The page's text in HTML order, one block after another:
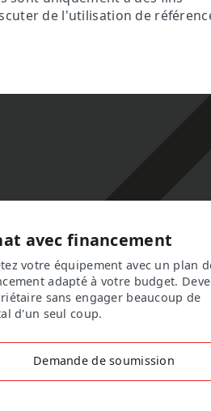
de l'utilisation de
avec financement
votre équipement avec un plan
adapté à votre budget.
sans engager beaucoup de
d'un seul coup.
Demande de soumission